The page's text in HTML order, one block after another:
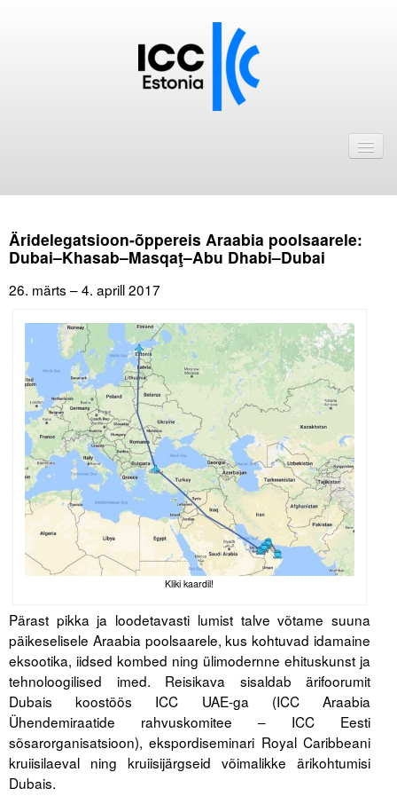
ICC Eesti liikmebaas
Liikmete pakkumised
Astu ICC Eesti liikmeks!
Kalender
ICC Eesti
Tegevused
Publikatsioonid
Arvamus
Viidad
ICC komisjonid
Digiraamatukogu
Juhendid ja väljaanded
Videod
Kontakt
Äridelegatsioon-õppereis Araabia poolsaarele:
Dubai–Khasab–Masqaţ–Abu Dhabi–Dubai
26. märts – 4. aprill 2017
Kliki kaardil!
Pärast pikka ja loodetavasti lumist talve võtame suuna
päikeselisele Araabia poolsaarele, kus kohtuvad idamaine
eksootika, iidsed kombed ning ülimodernne ehituskunst ja
tehnoloogilised imed. Reisikava sisaldab ärifoorumit
Dubais koostöös ICC UAE-ga (ICC Araabia
Ühendemiraatide rahvuskomitee – ICC Eesti
sõsarorganisatsioon), ekspordiseminari Royal Caribbeani
kruiisilaeval ning kruiisijärgseid võimalikke ärikohtumisi
Dubais.